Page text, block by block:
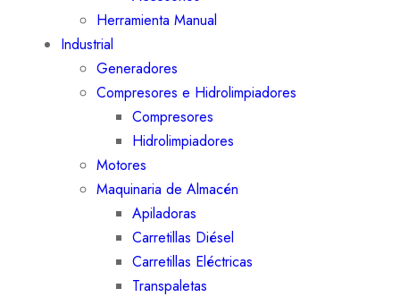
Herramienta Manual
Industrial
Generadores
Compresores e Hidrolimpiadores
Compresores
Hidrolimpiadores
Motores
Maquinaria de Almacén
Apiladoras
Carretillas Diésel
Carretillas Eléctricas
Transpaletas